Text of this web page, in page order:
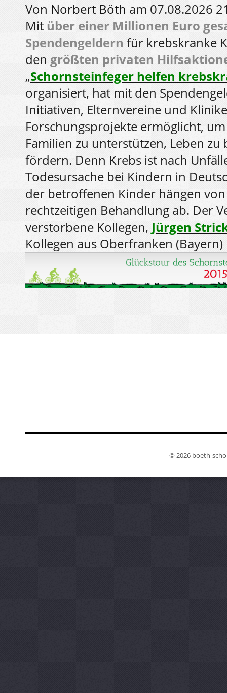
Von Norbert Böth am 07.08.2026
Mit über einer Millionen Euro
Spendengeldern für krebskranke
den größten privaten
„Schornsteinfeger helfen
organisiert, hat mit den
Initiativen, Elternvereine und
Forschungsprojekte ermöglicht,
Familien zu unterstützen, Leben
fördern. Denn Krebs ist nach
Todesursache bei Kindern in
der betroffenen Kinder hängen
rechtzeitigen Behandlung ab. Der
verstorbene Kollegen, Jürgen
Kollegen aus Oberfranken
© 2026 boeth-